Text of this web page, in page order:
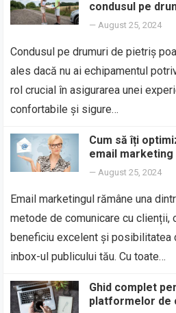
condusul pe
— August 25, 2024
Condusul pe drumuri de pietriș
ales dacă nu ai echipamentul
rol crucial în asigurarea unei
confortabile și sigure…
Cum să îți
email marketing
— August 25, 2024
Email marketingul rămâne una
metode de comunicare cu clienții,
beneficiu excelent și posibilitatea
inbox-ul publicului tău. Cu toate…
Ghid complet
platformelor de